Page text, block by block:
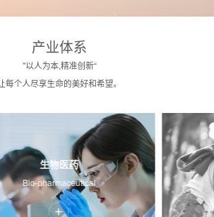
产业体系
"以人为本,精准创新“
每个人尽享生命的美好和希望。
生物医药
Bio-pharmaceutical